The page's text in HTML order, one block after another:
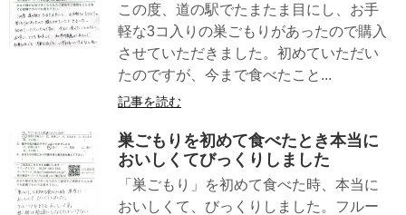
この度、道の駅でたまたま目にし、お手
軽な3コ入りの巣ごもりがあったので購入
させていただきました。初めていただい
たのですが、今まで食べたこと...
記事を読む
巣ごもりを初めて食べたとき本当に
おいしくてびっくりしました
「巣ごもり」を初めて食べた時、本当に
おいしくて、びっくりしました。フルー